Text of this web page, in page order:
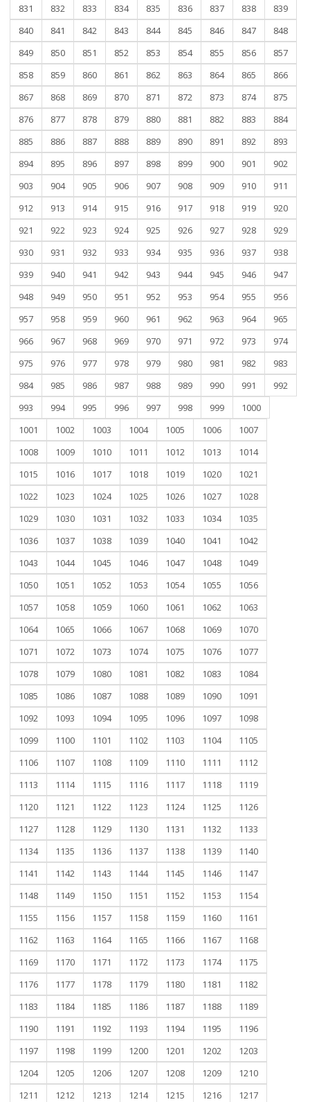
831
832 833 834 835 836 837 838
839
840
841 842 843 844 845 846 847
848
849
850 851 852 853 854 855 856
857
858
859 860 861 862 863 864 865
866
867
868 869 870 871 872 873 874
875
876
877 878 879 880 881 882 883
884
885
886 887 888 889 890 891 892
893
894
895 896 897 898 899 900 901
902
903
904 905 906 907 908 909 910
911
912
913 914 915 916 917 918 919
920
921
922 923 924 925 926 927 928
929
930
931 932 933 934 935 936 937
938
939
940 941 942 943 944 945 946
947
948
949 950 951 952 953 954 955
956
957
958 959 960 961 962 963 964
965
966
967 968 969 970 971 972 973
974
975
976 977 978 979 980 981 982
983
984
985 986 987 988 989 990 991
992
993
994 995 996 997 998 999
1000
1001
1002 1003 1004 1005 1006
1007
1008
1009 1010 1011 1012 1013
1014
1015
1016 1017 1018 1019 1020
1021
1022
1023 1024 1025 1026 1027
1028
1029
1030 1031 1032 1033 1034
1035
1036
1037 1038 1039 1040 1041
1042
1043
1044 1045 1046 1047 1048
1049
1050
1051 1052 1053 1054 1055
1056
1057
1058 1059 1060 1061 1062
1063
1064
1065 1066 1067 1068 1069
1070
1071
1072 1073 1074 1075 1076
1077
1078
1079 1080 1081 1082 1083
1084
1085
1086 1087 1088 1089 1090
1091
1092
1093 1094 1095 1096 1097
1098
1099
1100 1101 1102 1103 1104
1105
1106
1107 1108 1109 1110 1111
1112
1113
1114 1115 1116 1117 1118
1119
1120
1121 1122 1123 1124 1125
1126
1127
1128 1129 1130 1131 1132
1133
1134
1135 1136 1137 1138 1139
1140
1141
1142 1143 1144 1145 1146
1147
1148
1149 1150 1151 1152 1153
1154
1155
1156 1157 1158 1159 1160
1161
1162
1163 1164 1165 1166 1167
1168
1169
1170 1171 1172 1173 1174
1175
1176
1177 1178 1179 1180 1181
1182
1183
1184 1185 1186 1187 1188
1189
1190
1191 1192 1193 1194 1195
1196
1197
1198 1199 1200 1201 1202
1203
1204
1205 1206 1207 1208 1209
1210
1211
1212 1213 1214 1215 1216
1217